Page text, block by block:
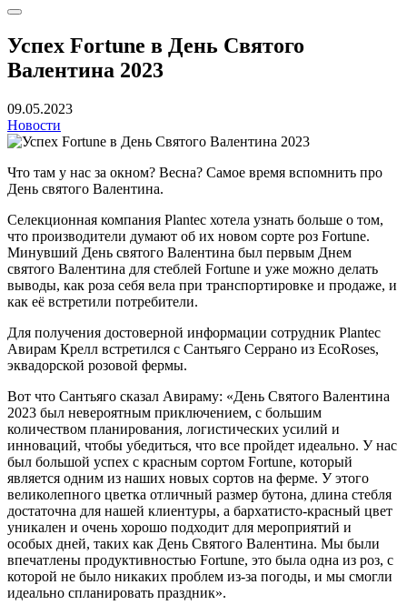
Успех Fortune в День Святого
Валентина 2023
09.05.2023
Новости
Что там у нас за окном? Весна? Самое время вспомнить про
День святого Валентина.
Селекционная компания Plantec хотела узнать больше о том,
что производители думают об их новом сорте роз Fortune.
Минувший День святого Валентина был первым Днем
святого Валентина для стеблей Fortune и уже можно делать
выводы, как роза себя вела при транспортировке и продаже, и
как её встретили потребители.
Для получения достоверной информации сотрудник Plantec
Авирам Крелл встретился с Сантьяго Серрано из EcoRoses,
эквадорской розовой фермы.
Вот что Сантьяго сказал Авираму: «День Святого Валентина
2023 был невероятным приключением, с большим
количеством планирования, логистических усилий и
инноваций, чтобы убедиться, что все пройдет идеально. У нас
был большой успех с красным сортом Fortune, который
является одним из наших новых сортов на ферме. У этого
великолепного цветка отличный размер бутона, длина стебля
достаточна для нашей клиентуры, а бархатисто-красный цвет
уникален и очень хорошо подходит для мероприятий и
особых дней, таких как День Святого Валентина. Мы были
впечатлены продуктивностью Fortune, это была одна из роз, с
которой не было никаких проблем из-за погоды, и мы смогли
идеально спланировать праздник».